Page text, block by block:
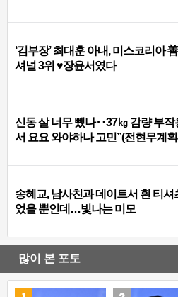
‘김부장’ 최대훈 아내, 미스코리아
셔널 3위 ♥장윤서였다
신동 살 너무 뺐나‥37㎏ 감량 부작
서 요요 와야하나 고민”(전현무계
송혜교, 남사친과 데이트서 흰 티셔
었을 뿐인데…빛나는 미모
많이 본 포토